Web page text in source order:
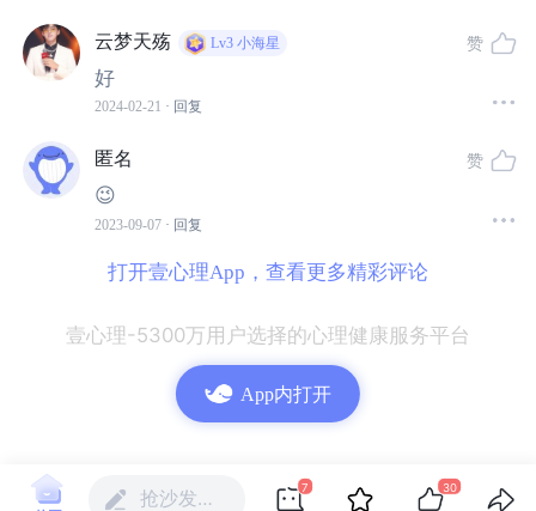
世界温柔以待，掉入自我怀疑的深渊。
甚至，我们还可能形成创伤纽带，即便清楚这是一段糟糕
时不时会怀念跟有毒伴侣在一起的美好时光，甚至这段时
光可能是人生中的少数“高光时刻”。
而这些伤害和痛苦如果没有去处理和面对，它们可能会从
创伤发生的那一刻一直持续到几十年后，如同深夜梦魇，
成为我们生活里的阴影。
幸存者在被伤害之后，
云梦天殇 Lv3 小海星
好
2024-02-21 · 回复
赞
匿名
😉
2023-09-07 · 回复
赞
打开壹心理App，查看更多精彩评论
壹心理-5300万用户选择的心理健康服务平台
抢沙发…
7 30
App内打开